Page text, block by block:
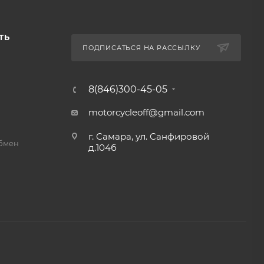
ПОДПИСАТЬСЯ НА РАССЫЛКУ
8(846)300-45-05
motorcycleoff@gmail.com
г. Самара, ул. Санфировой
д.104б